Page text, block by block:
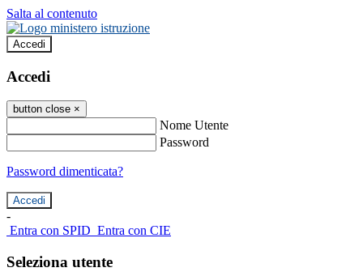
Salta al contenuto
Accedi
Accedi
button close ×
Nome Utente
Password
Password dimenticata?
-
Entra con SPID Entra con CIE
Seleziona utente